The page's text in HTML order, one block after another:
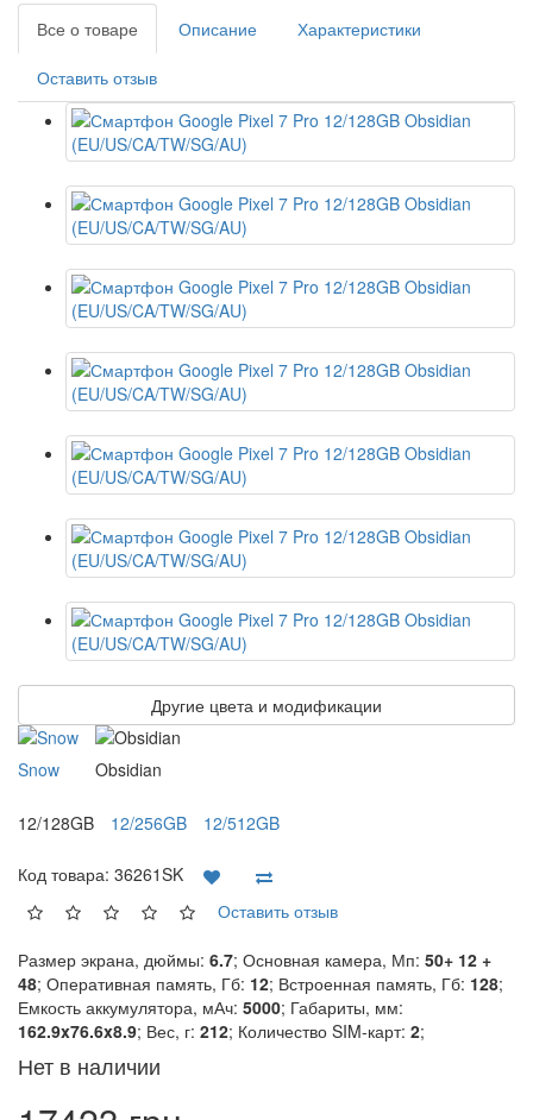
Все о товаре Описание Характеристики
Оставить отзыв
Другие цвета и модификации
Snow Obsidian
12/128GB 12/256GB 12/512GB
Код товара: 36261SK
Оставить отзыв
Размер экрана, дюймы: 6.7; Основная камера, Мп: 50+ 12 +
48; Оперативная память, Гб: 12; Встроенная память, Гб: 128;
Емкость аккумулятора, мАч: 5000; Габариты, мм:
162.9x76.6x8.9; Вес, г: 212; Количество SIM-карт: 2;
Нет в наличии